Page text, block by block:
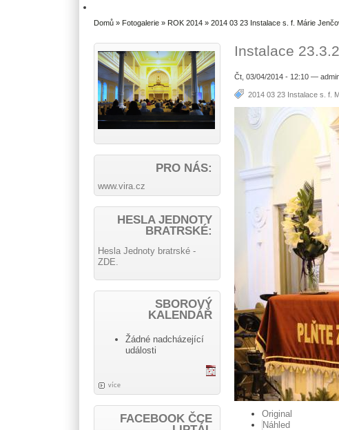
Domů » Fotogalerie » ROK 2014 »2014 03 23 Instalace s. f. Márie
Instalace
Čt, 03/04/2014 - 12:10 —
2014 03 23 Instalace s. f.
Original
Náhled
PRO NÁS:
www.vira.cz
HESLA JEDNOTY
BRATRSKÉ:
Hesla Jednoty bratrské -
ZDE.
SBOROVÝ
KALENDÁŘ
Žádné nadcházející
události
více
FACEBOOK ČCE